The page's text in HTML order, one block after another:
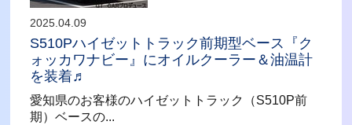
2025.04.09
S510Pハイゼットトラック前期型ベース『ク
ォッカワナビー』にオイルクーラー＆油温計
を装着♬
愛知県のお客様のハイゼットトラック（S510P前
期）ベースの...